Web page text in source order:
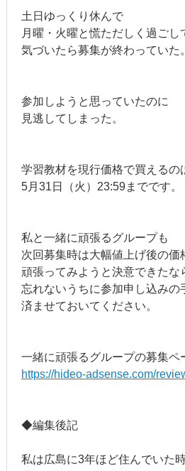
土日ゆっくり休んで
月曜・火曜と慌ただしく過ごし
気づいたら募集が終わっていた。
参加しようと思っていたのに
見逃してしまった。
学習教材を現行価格で買えるの
5月31日（火）23:59までです。
私と一緒に頑張るグループも
次回募集時は大幅値上げ後の価
頑張ってみようと決意できたな
忘れないうちに参加申し込みの
済ませておいてください。
一緒に頑張るグループの募集
https://hideo-adsense.com/
◆編集後記
私は広島に3年ほど住んでいた